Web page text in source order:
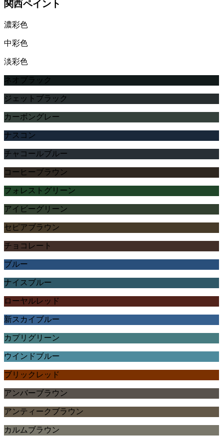
関西ペイント
濃彩色
中彩色
淡彩色
ネオブラック
ジェットブラック
カーボングレー
ナスコン
チャコールブルー
コーヒーブラウン
フォレストグリーン
アイビーグリーン
セピアブラウン
チョコレート
ブルー
ナイスブルー
ローヤルレッド
新スカイブルー
カプリグリーン
ウインドブルー
ブリックレッド
アンバーブラウン
アンティークブラウン
カルムブラウン